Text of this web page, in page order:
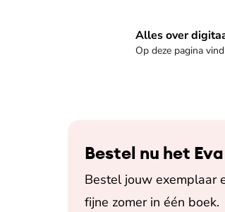
Alles over
Op deze pagina
Veelgestelde vragen
Bestel nu het
Bestel jouw exemplaar
fijne zomer in één boek.